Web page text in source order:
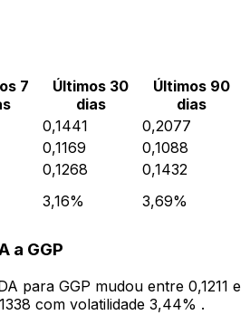
7
Últimos 30
dias
Últimos 90
dias
0,1441
0,2077
0,1169
0,1088
0,1268
0,1432
3,16% 3,69%
a GGP
para GGP mudou entre 0,1211 e
com volatilidade 3,44% .